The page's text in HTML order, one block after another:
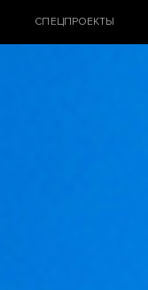
СПЕЦПРОЕКТЫ